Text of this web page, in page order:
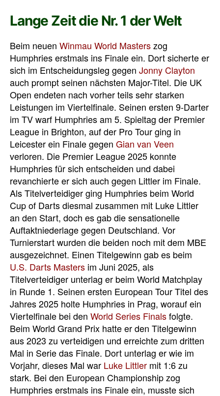
Lange Zeit die Nr. 1 der Welt
Beim neuen Winmau World Masterszog
Humphries erstmals ins Finale ein. Dort sicherte er
sich im Entscheidungsleg gegen Jonny Clayton
auch prompt seinen nächsten Major-Titel. Die UK
Open endeten nach vorher teils sehr starken
Leistungen im Viertelfinale. Seinen ersten 9-Darter
im TV warf Humphries am 5. Spieltag der Premier
League in Brighton, auf der Pro Tour ging in
Leicester ein Finale gegen Gian van Veen
verloren. Die Premier League 2025 konnte
Humphries für sich entscheiden und dabei
revanchierte er sich auch gegen Littler im Finale.
Als Titelverteidiger ging Humphries beim World
Cup of Darts diesmal zusammen mit Luke Littler
an den Start, doch es gab die sensationelle
Auftaktniederlage gegen Deutschland. Vor
Turnierstart wurden die beiden noch mit dem MBE
ausgezeichnet. Einen Titelgewinn gab es beim
U.S. Darts Masters im Juni 2025, als
Titelverteidiger unterlag er beim World Matchplay
in Runde 1. Seinen ersten European Tour Titel des
Jahres 2025 holte Humphries in Prag, worauf ein
Viertelfinale bei den World Series Finalsfolgte.
Beim World Grand Prix hatte er den Titelgewinn
aus 2023 zu verteidigen und erreichte zum dritten
Mal in Serie das Finale. Dort unterlag er wie im
Vorjahr, dieses Mal war Luke Littler mit 1:6 zu
stark. Bei den European Championship zog
Humphries erstmals ins Finale ein, musste sich